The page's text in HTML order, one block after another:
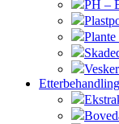
PH –
Plante
Vesker
Etterbehandling